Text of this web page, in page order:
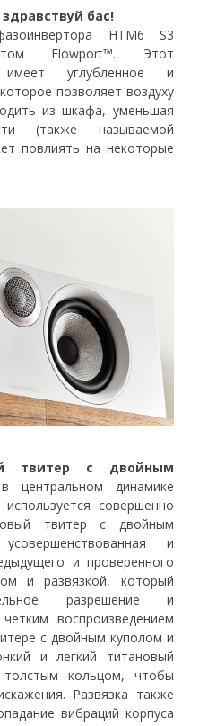
бас!
HTM6 S3
Flowport™. Этот
имеет углубленное и
позволяет воздуху
из шкафа, уменьшая
(также называемой
повлиять на некоторые
твитер с двойным
центральном динамике
совершенно
твитер с двойным
и
и проверенного
и развязкой, который
разрешение и
воспроизведением
с двойным куполом и
и легкий титановый
кольцом, чтобы
Развязка также
вибраций корпуса